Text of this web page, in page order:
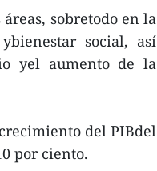
sobretodo en la
social, así
yel aumento de la
del PIBdel
por ciento.